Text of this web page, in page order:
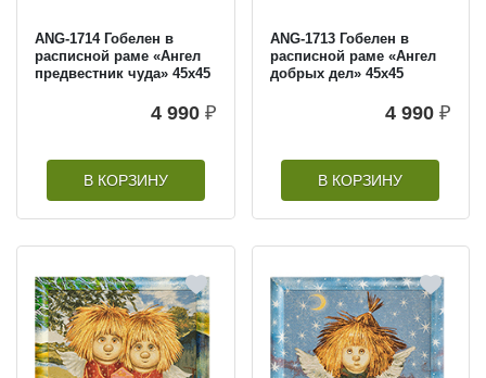
ANG-1714 Гобелен в
расписной раме «Ангел
предвестник чуда» 45х45
4 990 ₽
В КОРЗИНУ
ANG-1713 Гобелен в
расписной раме «Ангел
добрых дел» 45х45
4 990 ₽
В КОРЗИНУ